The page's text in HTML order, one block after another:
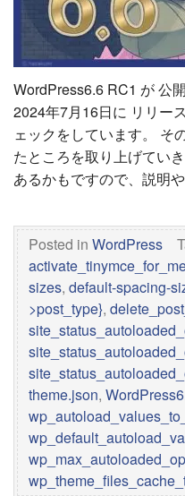
WordPress6.6 RC1 が 公
2024年7月16日に リリー
ェックをしています。 そ
たところを取り上げてい
あるかもですので、説明
Posted in WordPress
sizes, default-spacing-
>post_type},
theme.json,